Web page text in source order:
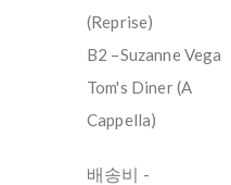
(Reprise)
B2 –Suzanne Vega
Tom's Diner (A
Cappella)
배송비 -